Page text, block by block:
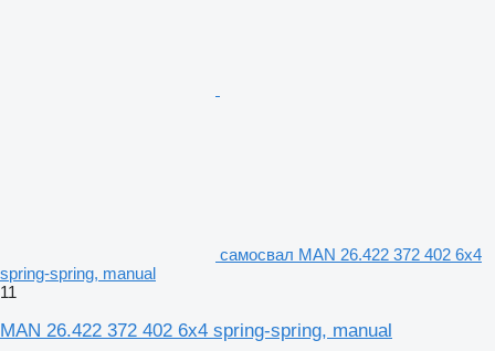
самосвал MAN 26.422 372 402 6x4
spring-spring, manual
11
MAN 26.422 372 402 6x4 spring-spring, manual